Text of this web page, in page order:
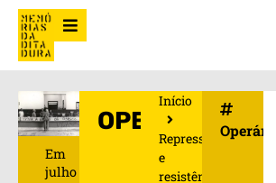
Em
julho
OPERÁRIOS
Início
Repressão
e
resistência